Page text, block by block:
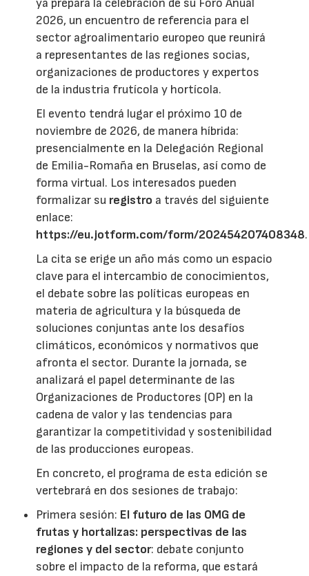
ya prepara la celebración de su Foro Anual
2026, un encuentro de referencia para el
sector agroalimentario europeo que reunirá
a representantes de las regiones socias,
organizaciones de productores y expertos
de la industria frutícola y hortícola.
El evento tendrá lugar el próximo 10 de
noviembre de 2026, de manera híbrida:
presencialmente en la Delegación Regional
de Emilia-Romaña en Bruselas, así como de
forma virtual. Los interesados pueden
formalizar su registro a través del siguiente
enlace:
https://eu.jotform.com/form/202454207408348.
La cita se erige un año más como un espacio
clave para el intercambio de conocimientos,
el debate sobre las políticas europeas en
materia de agricultura y la búsqueda de
soluciones conjuntas ante los desafíos
climáticos, económicos y normativos que
afronta el sector. Durante la jornada, se
analizará el papel determinante de las
Organizaciones de Productores (OP) en la
cadena de valor y las tendencias para
garantizar la competitividad y sostenibilidad
de las producciones europeas.
En concreto, el programa de esta edición se
vertebrará en dos sesiones de trabajo:
Primera sesión: El futuro de las OMG de
frutas y hortalizas: perspectivas de las
regiones y del sector: debate conjunto
sobre el impacto de la reforma, que estará